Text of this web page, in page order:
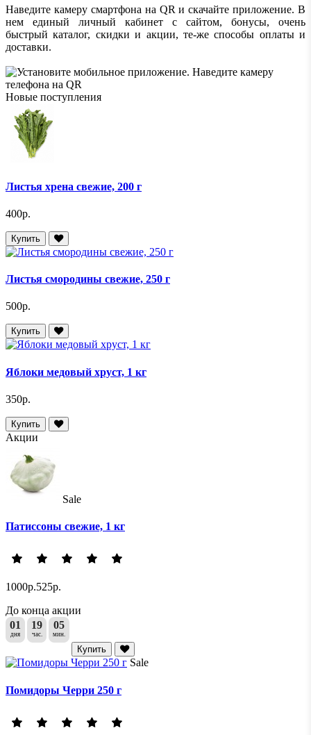
Наведите камеру смартфона на QR и скачайте приложение. В
нем единый личный кабинет с сайтом, бонусы, очень
быстрый каталог, скидки и акции, те-же способы оплаты и
доставки.
Новые поступления
Листья хрена свежие, 200 г
400р.
Купить
Листья смородины свежие, 250 г
500р.
Купить
Яблоки медовый хруст, 1 кг
350р.
Купить
Акции
Sale
Патиссоны свежие, 1 кг
1000р.525р.
До конца акции
01
дня
19
час.
05
мин.
Купить
Sale
Помидоры Черри 250 г